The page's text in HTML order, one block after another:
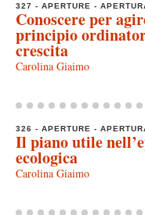
327 - APERTURE -
Conoscere per
principio
crescita
Carolina Giaimo
326 - APERTURE -
Il piano utile
ecologica
Carolina Giaimo